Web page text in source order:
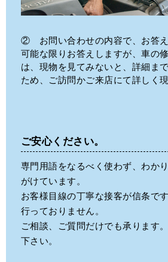
② お問い合わせの内容で、お答え
可能な限りお答えしますが、車の
は、現物を見てみないと、詳細ま
ため、ご訪問かご来店にて詳しく
ご安心ください。
専門用語をなるべく使わず、わか
がけています。
お客様目線の丁寧な接客が信条で
行っておりません。
ご相談、ご質問だけでも承ります
下さい。